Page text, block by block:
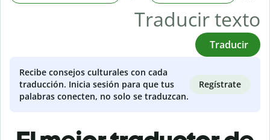
Traducir
Recibe consejos culturales con cada
traducción. Inicia sesión para que tus
palabras conecten, no solo se traduzcan.
Regístrate